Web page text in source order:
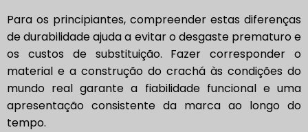
Para os principiantes, compreender estas diferenças
de durabilidade ajuda a evitar o desgaste prematuro e
os custos de substituição. Fazer corresponder o
material e a construção do crachá às condições do
mundo real garante a fiabilidade funcional e uma
apresentação consistente da marca ao longo do
tempo.